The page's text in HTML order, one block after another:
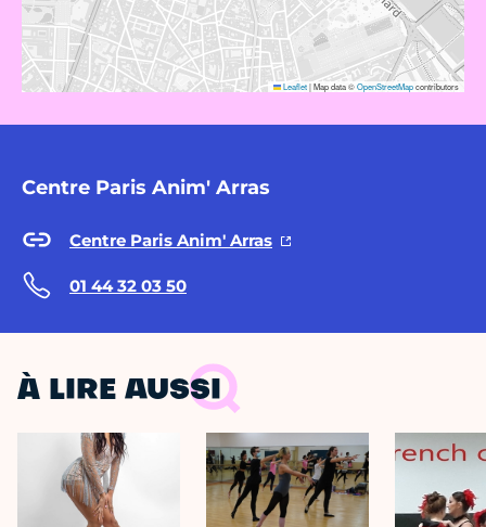
Leaflet|Map data ©OpenStreetMapcontributors
Centre Paris Anim' Arras
Centre Paris Anim' Arras
01 44 32 03 50
À LIRE AUSSI